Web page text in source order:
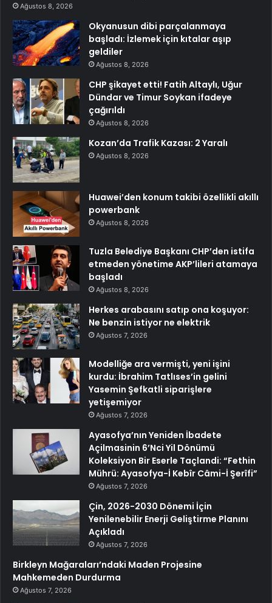
Ağustos 8, 2026
Okyanusun dibi parçalanmaya
başladı: İzlemek için kıtalar aşıp
geldiler
Ağustos 8, 2026
CHP şikayet etti! Fatih Altaylı, Uğur
Dündar ve Timur Soykan ifadeye
çağırıldı
Ağustos 8, 2026
Kozan’da Trafik Kazası: 2 Yaralı
Ağustos 8, 2026
Huawei’den konum takibi özellikli akıllı
powerbank
Ağustos 8, 2026
Tuzla Belediye Başkanı CHP’den istifa
etmeden yönetime AKP’lileri atamaya
başladı
Ağustos 8, 2026
Herkes arabasını satıp ona koşuyor:
Ne benzin istiyor ne elektrik
Ağustos 7, 2026
Modelliğe ara vermişti, yeni işini
kurdu: İbrahim Tatlıses’in gelini
Yasemin Şefkatli siparişlere
yetişemiyor
Ağustos 7, 2026
Ayasofya’nın Yeniden İbadete
Açilmasinin 6’Nci Yil Dönümü
Koleksiyon Bir Eserle Taçlandi: “Fethin
Mührü: Ayasofya-İ Kebîr Câmi-İ Şerîfi”
Ağustos 7, 2026
Çin, 2026-2030 Dönemi İçin
Yenilenebilir Enerji Geliştirme Planını
Açıkladı
Ağustos 7, 2026
Birkleyn Mağaraları’ndaki Maden Projesine
Mahkemeden Durdurma
Ağustos 7, 2026